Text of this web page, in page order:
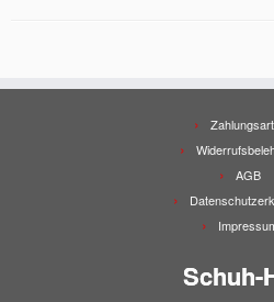
AGB
Schuh-